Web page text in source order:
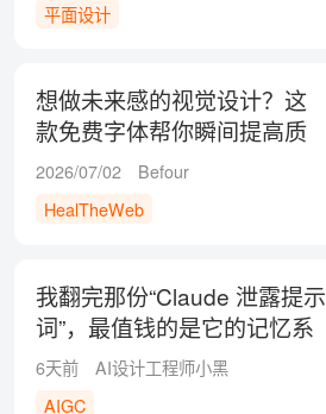
平面设计
想做未来感的视觉设计？这
款免费字体帮你瞬间提高质
感！
2026/07/02
Befour
HealTheWeb
我翻完那份“Claude 泄露提示
词”，最值钱的是它的记忆系
统
6天前
AI设计工程师小黑
AIGC